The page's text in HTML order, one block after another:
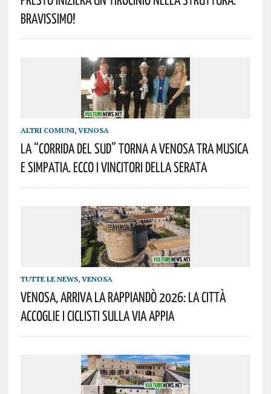
Bravissimo!
ALTRI COMUNI, VENOSA
La “Corrida Del Sud” Torna A Venosa Tra Musica
E Simpatia. Ecco I Vincitori Della Serata
TUTTE LE NEWS, VENOSA
Venosa, Arriva La Rappiandò 2026: La Città
Accoglie I Ciclisti Sulla Via Appia